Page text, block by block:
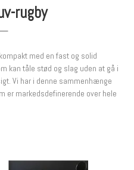
rugby
med en fast og solid
kan tåle stød og slag uden at gå i
Vi har i denne sammenhænge
er markedsdefinerende over hele